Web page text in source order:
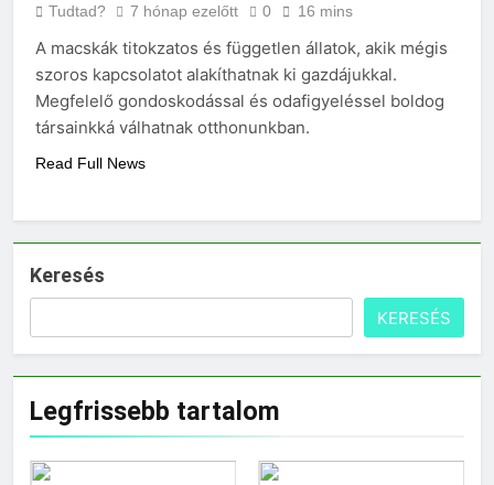
Tudtad? 7 hónap ezelőtt 0 16 mins
A macskák titokzatos és független állatok, akik mégis
szoros kapcsolatot alakíthatnak ki gazdájukkal.
Megfelelő gondoskodással és odafigyeléssel boldog
társainkká válhatnak otthonunkban.
Read Full News
Keresés
KERESÉS
Legfrissebb tartalom